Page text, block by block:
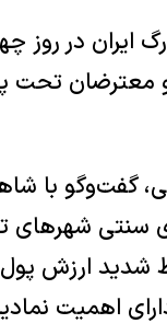
در روز
تحت
گفت‌وگو با
سنتی شهرهای
شدید ارزش
اهمیت